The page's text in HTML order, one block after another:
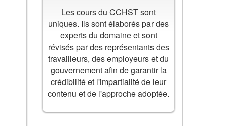
Les cours du CCHST sont
uniques. Ils sont élaborés par des
experts du domaine et sont
révisés par des représentants des
travailleurs, des employeurs et du
gouvernement afin de garantir la
crédibilité et l'impartialité de leur
contenu et de l'approche adoptée.